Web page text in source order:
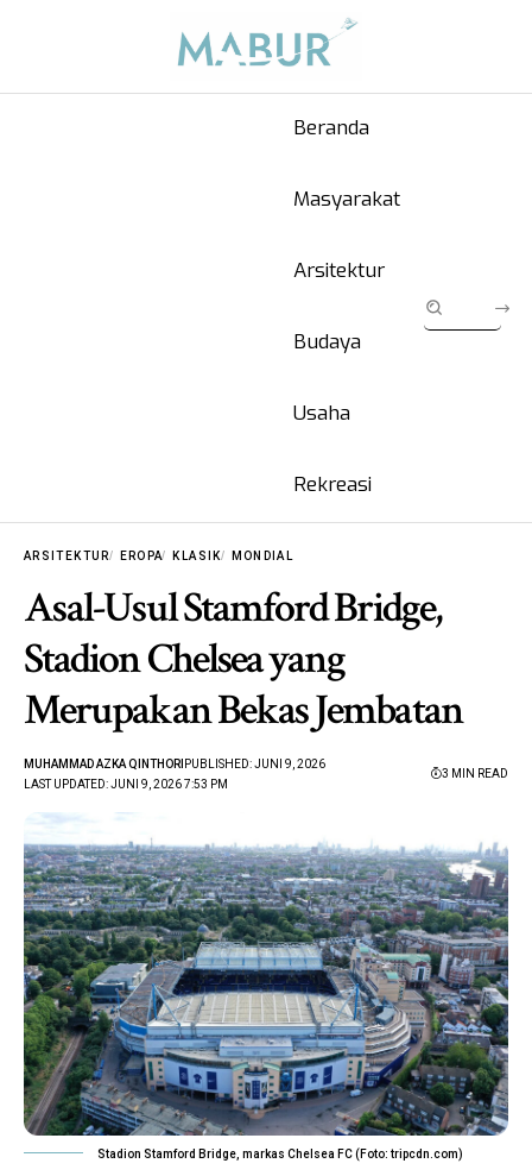
Beranda
Masyarakat
Arsitektur
Budaya
Usaha
Rekreasi
ARSITEKTUR EROPA KLASIK MONDIAL
Asal-Usul Stamford Bridge,
Stadion Chelsea yang
Merupakan Bekas Jembatan
LAST UPDATED: JUNI 9, 2026 7:53 PM
MUHAMMAD AZKA QINTHORI PUBLISHED: JUNI 9, 2026
3 MIN READ
Stadion Stamford Bridge, markas Chelsea FC (Foto: tripcdn.com)